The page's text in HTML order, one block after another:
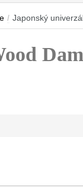
/ Japonský